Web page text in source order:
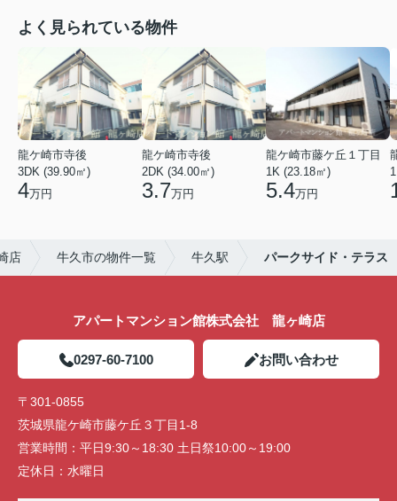
よく見られている物件
龍ケ崎市寺後
3DK (39.90㎡)
4万円
龍ケ崎市寺後
2DK (34.00㎡)
3.7万円
龍ケ崎市藤ケ丘１丁目
1K (23.18㎡)
5.4万円
店 牛久市の物件一覧 牛久駅 パークサイド・テラス
アパートマンション館株式会社 龍ヶ崎店
0297-60-7100 お問い合わせ
〒301-0855
茨城県龍ケ崎市藤ケ丘３丁目1-8
営業時間： 平日9:30～18:30 土日祭10:00～19:00
定休日： 水曜日